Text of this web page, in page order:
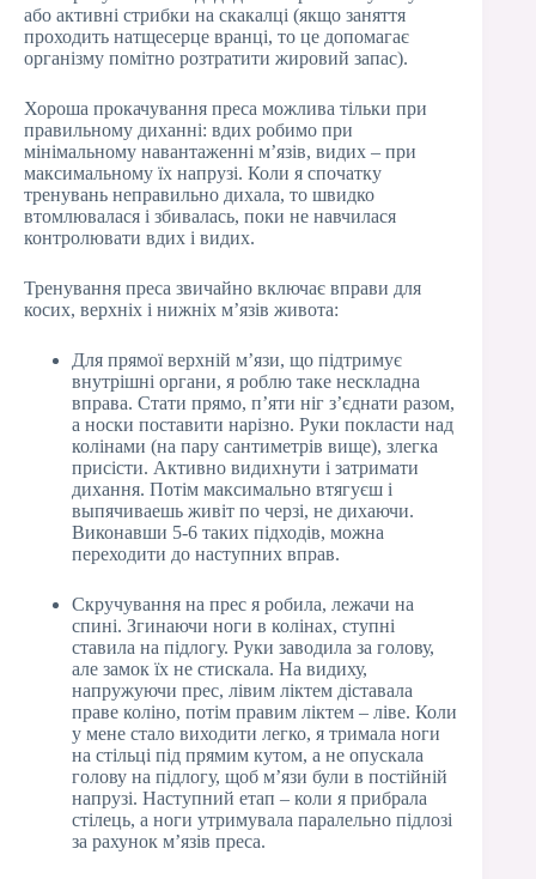
або активні стрибки на скакалці (якщо заняття
проходить натщесерце вранці, то це допомагає
організму помітно розтратити жировий запас).
Хороша прокачування преса можлива тільки при
правильному диханні: вдих робимо при
мінімальному навантаженні м’язів, видих – при
максимальному їх напрузі. Коли я спочатку
тренувань неправильно дихала, то швидко
втомлювалася і збивалась, поки не навчилася
контролювати вдих і видих.
Тренування преса звичайно включає вправи для
косих, верхніх і нижніх м’язів живота:
Для прямої верхній м’язи, що підтримує
внутрішні органи, я роблю таке нескладна
вправа. Стати прямо, п’яти ніг з’єднати разом,
а носки поставити нарізно. Руки покласти над
колінами (на пару сантиметрів вище), злегка
присісти. Активно видихнути і затримати
дихання. Потім максимально втягуєш і
выпячиваешь живіт по черзі, не дихаючи.
Виконавши 5-6 таких підходів, можна
переходити до наступних вправ.
Скручування на прес я робила, лежачи на
спині. Згинаючи ноги в колінах, ступні
ставила на підлогу. Руки заводила за голову,
але замок їх не стискала. На видиху,
напружуючи прес, лівим ліктем діставала
праве коліно, потім правим ліктем – ліве. Коли
у мене стало виходити легко, я тримала ноги
на стільці під прямим кутом, а не опускала
голову на підлогу, щоб м’язи були в постійній
напрузі. Наступний етап – коли я прибрала
стілець, а ноги утримувала паралельно підлозі
за рахунок м’язів преса.